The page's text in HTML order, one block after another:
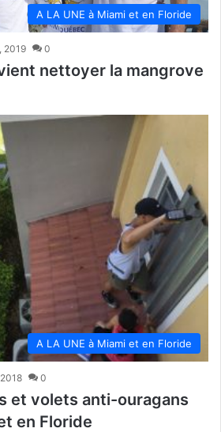
A LA UNE à Miami et en Floride
2019 0
nettoyer la mangrove
A LA UNE à Miami et en Floride
0
et volets anti-ouragans
en Floride